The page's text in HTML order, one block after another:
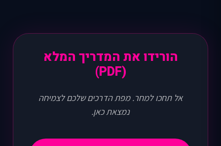
הורידו את המדריך המלא
(PDF)
אל תחכו למחר. מפת הדרכים שלכם לצמיחה
נמצאת כאן.